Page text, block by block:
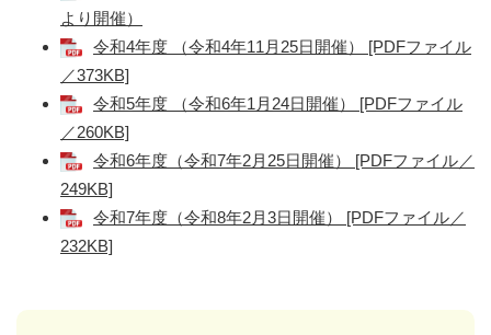
より開催）
令和4年度 （令和4年11月25日開催） [PDFファイル
／373KB]
令和5年度 （令和6年1月24日開催） [PDFファイル
／260KB]
令和6年度（令和7年2月25日開催） [PDFファイル／
249KB]
令和7年度（令和8年2月3日開催） [PDFファイル／
232KB]